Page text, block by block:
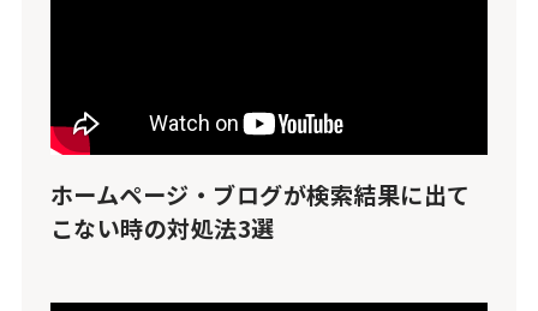
ホームページ・ブログが検索結果に出て
こない時の対処法3選